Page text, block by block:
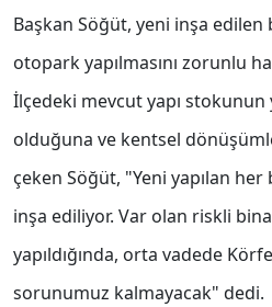
Başkan Söğüt, yeni inşa edilen
otopark yapılmasını zorunlu
İlçedeki mevcut yapı stokunun
olduğuna ve kentsel
çeken Söğüt, "Yeni yapılan
inşa ediliyor. Var olan riskli
yapıldığında, orta vadede
sorunumuz kalmayacak" dedi.